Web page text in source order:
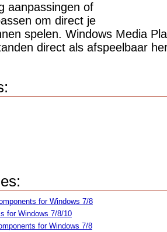
aanpassingen of
om direct je
spelen. Windows Media
direct als afspeelbaar
for Windows 7/8
for Windows 7/8/10
for Windows 7/8